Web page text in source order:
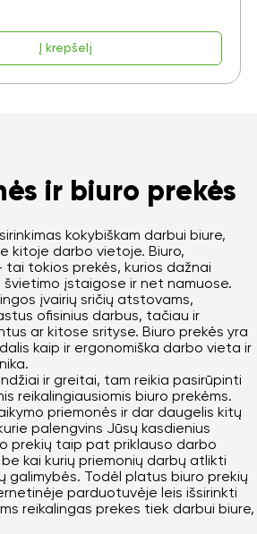
Į krepšelį
ir biuro prekės
kokybiškam darbui biure,
kitoje darbo vietoje. Biuro,
tai tokios prekės, kurios dažnai
įstaigose ir net namuose.
įvairių sričių atstovams,
ofisinius darbus, tačiau ir
ar kitose srityse. Biuro prekės yra
kaip ir ergonomiška darbo vieta ir
ir greitai, tam reikia pasirūpinti
reikalingiausiomis biuro prekėms.
priemonės ir dar daugelis kitų
palengvins Jūsų kasdienius
prekių taip pat priklauso darbo
kai kurių priemonių darbų atlikti
galimybės. Todėl platus biuro prekių
parduotuvėje leis išsirinkti
reikalingas prekes tiek darbui biure,